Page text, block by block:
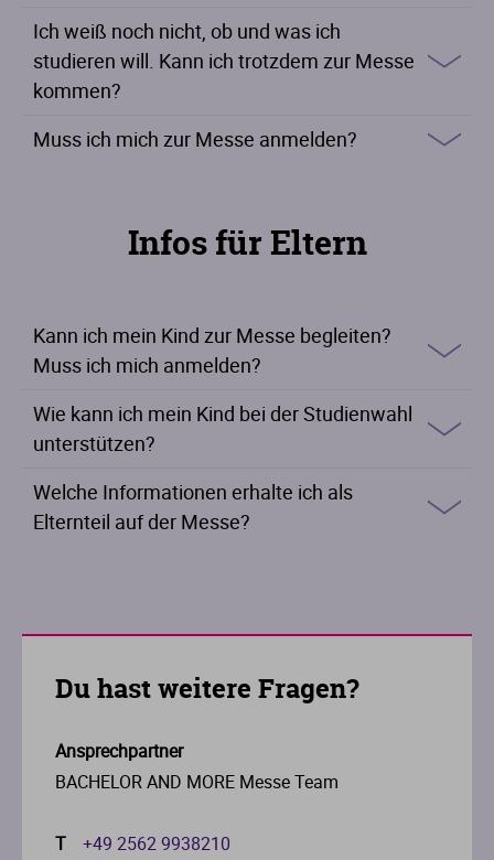
Ich weiß noch nicht, ob und was ich
studieren will. Kann ich trotzdem zur Messe
kommen?
Muss ich mich zur Messe anmelden?
Infos für Eltern
Kann ich mein Kind zur Messe begleiten?
Muss ich mich anmelden?
Wie kann ich mein Kind bei der Studienwahl
unterstützen?
Welche Informationen erhalte ich als
Elternteil auf der Messe?
Du hast weitere Fragen?
Ansprechpartner
BACHELOR AND MORE Messe Team
T
+49 2562 9938210